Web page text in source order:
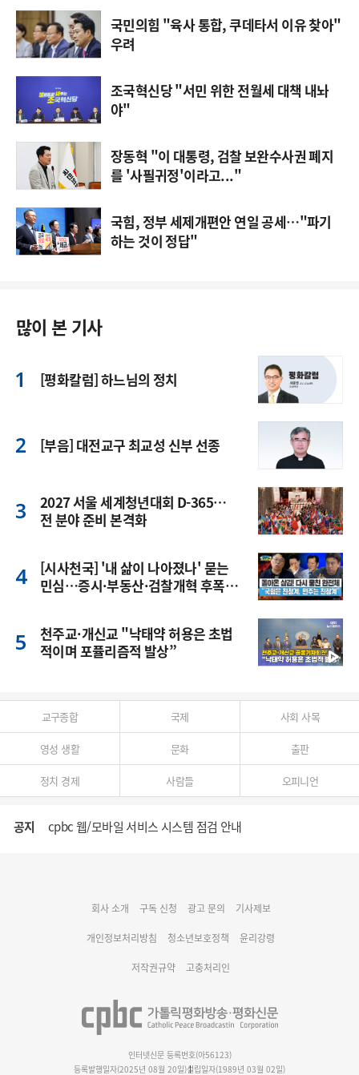
국민의힘 "육사 통합, 쿠데타서 이유 찾아"
우려
조국혁신당 "서민 위한 전월세 대책 내놔
야"
장동혁 "이 대통령, 검찰 보완수사권 폐지
를 '사필귀정'이라고..."
국힘, 정부 세제개편안 연일 공세…"파기
하는 것이 정답"
많이 본 기사
[평화칼럼] 하느님의 정치
[부음] 대전교구 최교성 신부 선종
2027 서울 세계청년대회 D-365…
전 분야 준비 본격화
[시사천국] '내 삶이 나아졌나' 묻는
민심…증시·부동산·검찰개혁 후폭
천주교·개신교 "낙태약 허용은 초법
적이며 포퓰리즘적 발상”
교구종합 국제 사회 사목
영성 생활 문화 출판
정치 경제 사람들 오피니언
공지 cpbc 웹/모바일 서비스 시스템 점검 안내
명동 미디어큐브 & 1898 미디어월 공모전 수상작 발표
회사 소개 구독 신청 광고 문의 기사제보
개인정보처리방침 청소년보호정책 윤리강령
저작권규약 고충처리인
인터넷신문 등록번호(아56123)
등록발행일자(2025년 08월 20일)설립일자(1989년 03월 02일)